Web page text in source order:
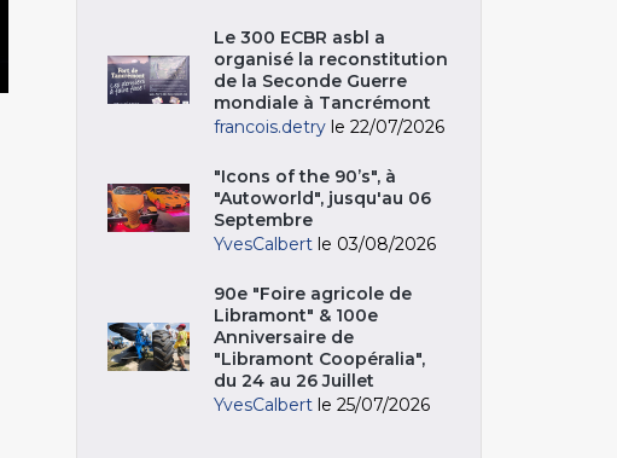
Le 300 ECBR asbl a
organisé la reconstitution
de la Seconde Guerre
mondiale à Tancrémont
francois.detry le 22/07/2026
"Icons of the 90’s", à
"Autoworld", jusqu'au 06
Septembre
YvesCalbert le 03/08/2026
90e "Foire agricole de
Libramont" & 100e
Anniversaire de
"Libramont Coopéralia",
du 24 au 26 Juillet
YvesCalbert le 25/07/2026